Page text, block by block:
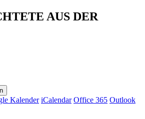
AUS DER
Kalender iCalendar Office 365 Outlook